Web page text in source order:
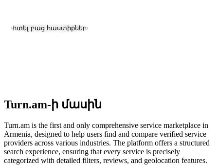
Դիտել բաց հաստիքները
Turn.am-ի մասին
Turn.am is the first and only comprehensive service marketplace in
Armenia, designed to help users find and compare verified service
providers across various industries. The platform offers a structured
search experience, ensuring that every service is precisely
categorized with detailed filters, reviews, and geolocation features.